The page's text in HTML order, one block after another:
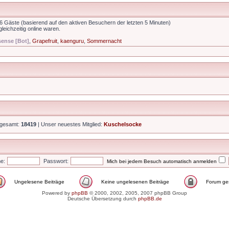
(basierend auf den aktiven Besuchern der letzten 5 Minuten)
online waren.
[Bot] Grapefruit kaenguru Sommernacht
18419 | Unser neuestes Mitglied: Kuschelsocke
Passwort: Mich bei jedem Besuch automatisch anmelden
Ungelesene Beiträge Keine ungelesenen Beiträge
Forum
Powered by phpBB © 2000, 2002, 2005, 2007 phpBB Group
Deutsche Übersetzung durch phpBB.de